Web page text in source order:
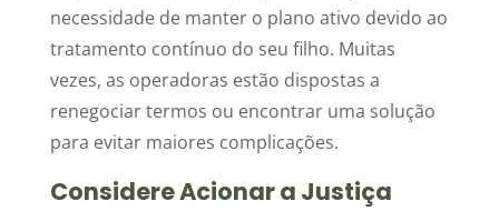
necessidade de manter o plano ativo devido ao
tratamento contínuo do seu filho. Muitas
vezes, as operadoras estão dispostas a
renegociar termos ou encontrar uma solução
para evitar maiores complicações.
Considere Acionar a Justiça